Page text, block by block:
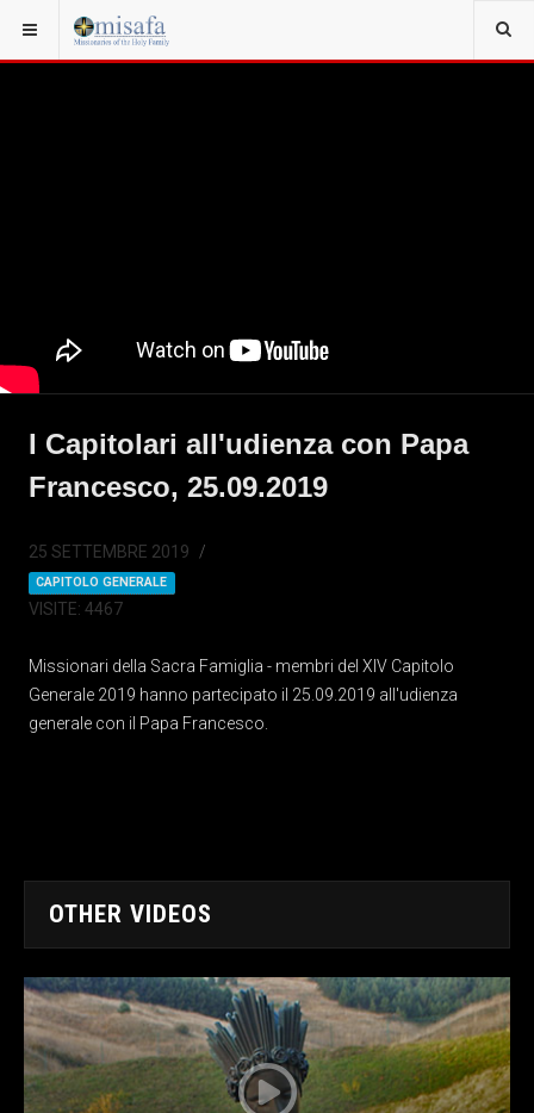
I Capitolari all'udienza con Papa
Francesco, 25.09.2019
25 SETTEMBRE 2019
CAPITOLO GENERALE
VISITE: 4467
Missionari della Sacra Famiglia - membri del XIV Capitolo
Generale 2019 hanno partecipato il 25.09.2019 all'udienza
generale con il Papa Francesco.
OTHER VIDEOS